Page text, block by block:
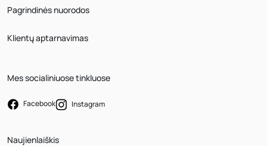
Pagrindinės nuorodos
Klientų aptarnavimas
Mes socialiniuose tinkluose
Facebook Instagram
Naujienlaiškis